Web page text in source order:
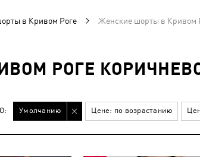
в Кривом Роге Женские шорты в Кривом
РОГЕ
Умолчанию Цене: по возрастанию